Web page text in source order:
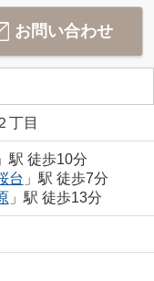
お問い合わせ
丁目
」駅 徒歩10分
台 」駅 徒歩7分
」駅 徒歩13分